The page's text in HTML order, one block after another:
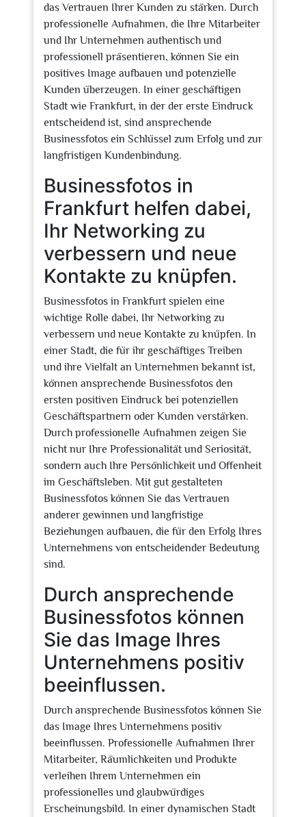
das Vertrauen Ihrer Kunden zu stärken. Durch
professionelle Aufnahmen, die Ihre Mitarbeiter
und Ihr Unternehmen authentisch und
professionell präsentieren, können Sie ein
positives Image aufbauen und potenzielle
Kunden überzeugen. In einer geschäftigen
Stadt wie Frankfurt, in der der erste Eindruck
entscheidend ist, sind ansprechende
Businessfotos ein Schlüssel zum Erfolg und zur
langfristigen Kundenbindung.
Businessfotos in
Frankfurt helfen dabei,
Ihr Networking zu
verbessern und neue
Kontakte zu knüpfen.
Businessfotos in Frankfurt spielen eine
wichtige Rolle dabei, Ihr Networking zu
verbessern und neue Kontakte zu knüpfen. In
einer Stadt, die für ihr geschäftiges Treiben
und ihre Vielfalt an Unternehmen bekannt ist,
können ansprechende Businessfotos den
ersten positiven Eindruck bei potenziellen
Geschäftspartnern oder Kunden verstärken.
Durch professionelle Aufnahmen zeigen Sie
nicht nur Ihre Professionalität und Seriosität,
sondern auch Ihre Persönlichkeit und Offenheit
im Geschäftsleben. Mit gut gestalteten
Businessfotos können Sie das Vertrauen
anderer gewinnen und langfristige
Beziehungen aufbauen, die für den Erfolg Ihres
Unternehmens von entscheidender Bedeutung
sind.
Durch ansprechende
Businessfotos können
Sie das Image Ihres
Unternehmens positiv
beeinflussen.
Durch ansprechende Businessfotos können Sie
das Image Ihres Unternehmens positiv
beeinflussen. Professionelle Aufnahmen Ihrer
Mitarbeiter, Räumlichkeiten und Produkte
verleihen Ihrem Unternehmen ein
professionelles und glaubwürdiges
Erscheinungsbild. In einer dynamischen Stadt